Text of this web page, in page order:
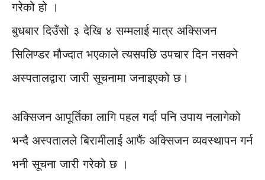
गरेको हो ।
बुधबार दिउँसो ३ देखि ४ सम्मलाई मात्र अक्सिजन
सिलिण्डर मौज्दात भएकाले त्यसपछि उपचार दिन नसक्ने
अस्पतालद्वारा जारी सूचनामा जनाइएको छ।
अक्सिजन आपूर्तिका लागि पहल गर्दा पनि उपाय नलागेको
भन्दै अस्पतालले बिरामीलाई आफैं अक्सिजन व्यवस्थापन गर्न
भनी सूचना जारी गरेको छ ।